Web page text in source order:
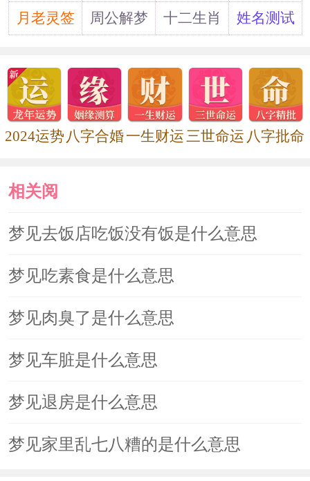
梦见在海中洗澡，这是表示你的工
识技能也能够在新工作派上用场，让你
欣喜不已。
表示夫妻生活和谐，幸福。
梦见洗澡水冷热，那表示你目前的
果感觉到洗澡水是热呼呼的，那么这是
个坏预兆，将会有不好的事降临在你身
病人梦见在贮水池里洗澡，表示不
月老灵签
周公解梦 十二生肖 姓名测试
2024运势 八字合婚一生财运三世命运 八字批命
相关阅
读
梦见去饭店吃饭没有饭是什么意思
梦见吃素食是什么意思
梦见肉臭了是什么意思
梦见车脏是什么意思
梦见退房是什么意思
梦见家里乱七八糟的是什么意思